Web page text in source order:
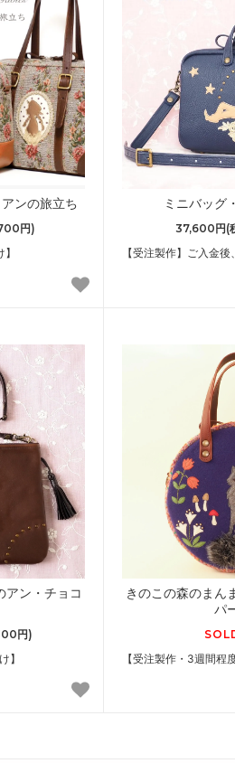
ンの旅立ち
円)
ミニバッグ
37,600円(
【受注製作】ご入金
アン・チョコ
円)
】
きのこの森のまん
パ
【受注製作・3週間程